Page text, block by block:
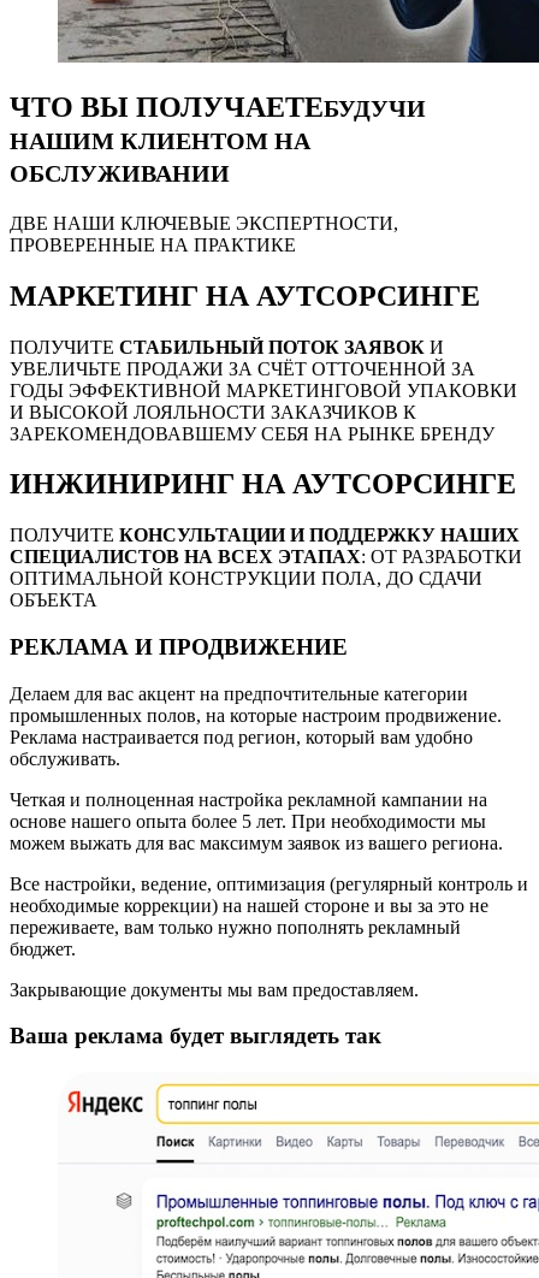
ЧТО ВЫ ПОЛУЧАЕТЕБУДУЧИ
НАШИМ КЛИЕНТОМ НА
ОБСЛУЖИВАНИИ
ДВЕ НАШИ КЛЮЧЕВЫЕ ЭКСПЕРТНОСТИ,
ПРОВЕРЕННЫЕ НА ПРАКТИКЕ
МАРКЕТИНГ НА АУТСОРСИНГЕ
ПОЛУЧИТЕ СТАБИЛЬНЫЙ ПОТОК ЗАЯВОК И
УВЕЛИЧЬТЕ ПРОДАЖИ ЗА СЧЁТ ОТТОЧЕННОЙ ЗА
ГОДЫ ЭФФЕКТИВНОЙ МАРКЕТИНГОВОЙ УПАКОВКИ
И ВЫСОКОЙ ЛОЯЛЬНОСТИ ЗАКАЗЧИКОВ К
ЗАРЕКОМЕНДОВАВШЕМУ СЕБЯ НА РЫНКЕ БРЕНДУ
ИНЖИНИРИНГ НА АУТСОРСИНГЕ
ПОЛУЧИТЕ КОНСУЛЬТАЦИИ И ПОДДЕРЖКУ НАШИХ
СПЕЦИАЛИСТОВ НА ВСЕХ ЭТАПАХ: ОТ РАЗРАБОТКИ
ОПТИМАЛЬНОЙ КОНСТРУКЦИИ ПОЛА, ДО СДАЧИ
ОБЪЕКТА
РЕКЛАМА И ПРОДВИЖЕНИЕ
Делаем для вас акцент на предпочтительные категории
промышленных полов, на которые настроим продвижение.
Реклама настраивается под регион, который вам удобно
обслуживать.
Четкая и полноценная настройка рекламной кампании на
основе нашего опыта более 5 лет. При необходимости мы
можем выжать для вас максимум заявок из вашего региона.
Все настройки, ведение, оптимизация (регулярный контроль и
необходимые коррекции) на нашей стороне и вы за это не
переживаете, вам только нужно пополнять рекламный
бюджет.
Закрывающие документы мы вам предоставляем.
Ваша реклама будет выглядеть так